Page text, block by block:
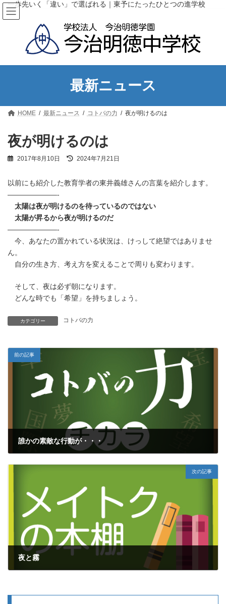
コ
ン
テ
キ
ナ
ビ
ゲ
に
一歩先いく「違い」で選ばれる｜東予にたったひとつの進学校
最新ニュース
HOME 最新ニュース コトバの力 夜が明けるのは
夜が明けるのは
2017年8月10日
最
新
:
2024年7月21日
以前にも紹介した教育学者の東井義雄さんの言葉を紹介します。
———————-
太陽は夜が明けるのを待っているのではない
太陽が昇るから夜が明けるのだ
———————-
今、あなたの置かれている状況は、けっして絶望ではありませ
ん。
自分の生き方、考え方を変えることで周りも変わります。
そして、夜は必ず朝になります。
どんな時でも「希望」を持ちましょう。
カテゴリー コトバの力
前の記事
誰かの素敵な行動が・・・
次の記事
夜と霧